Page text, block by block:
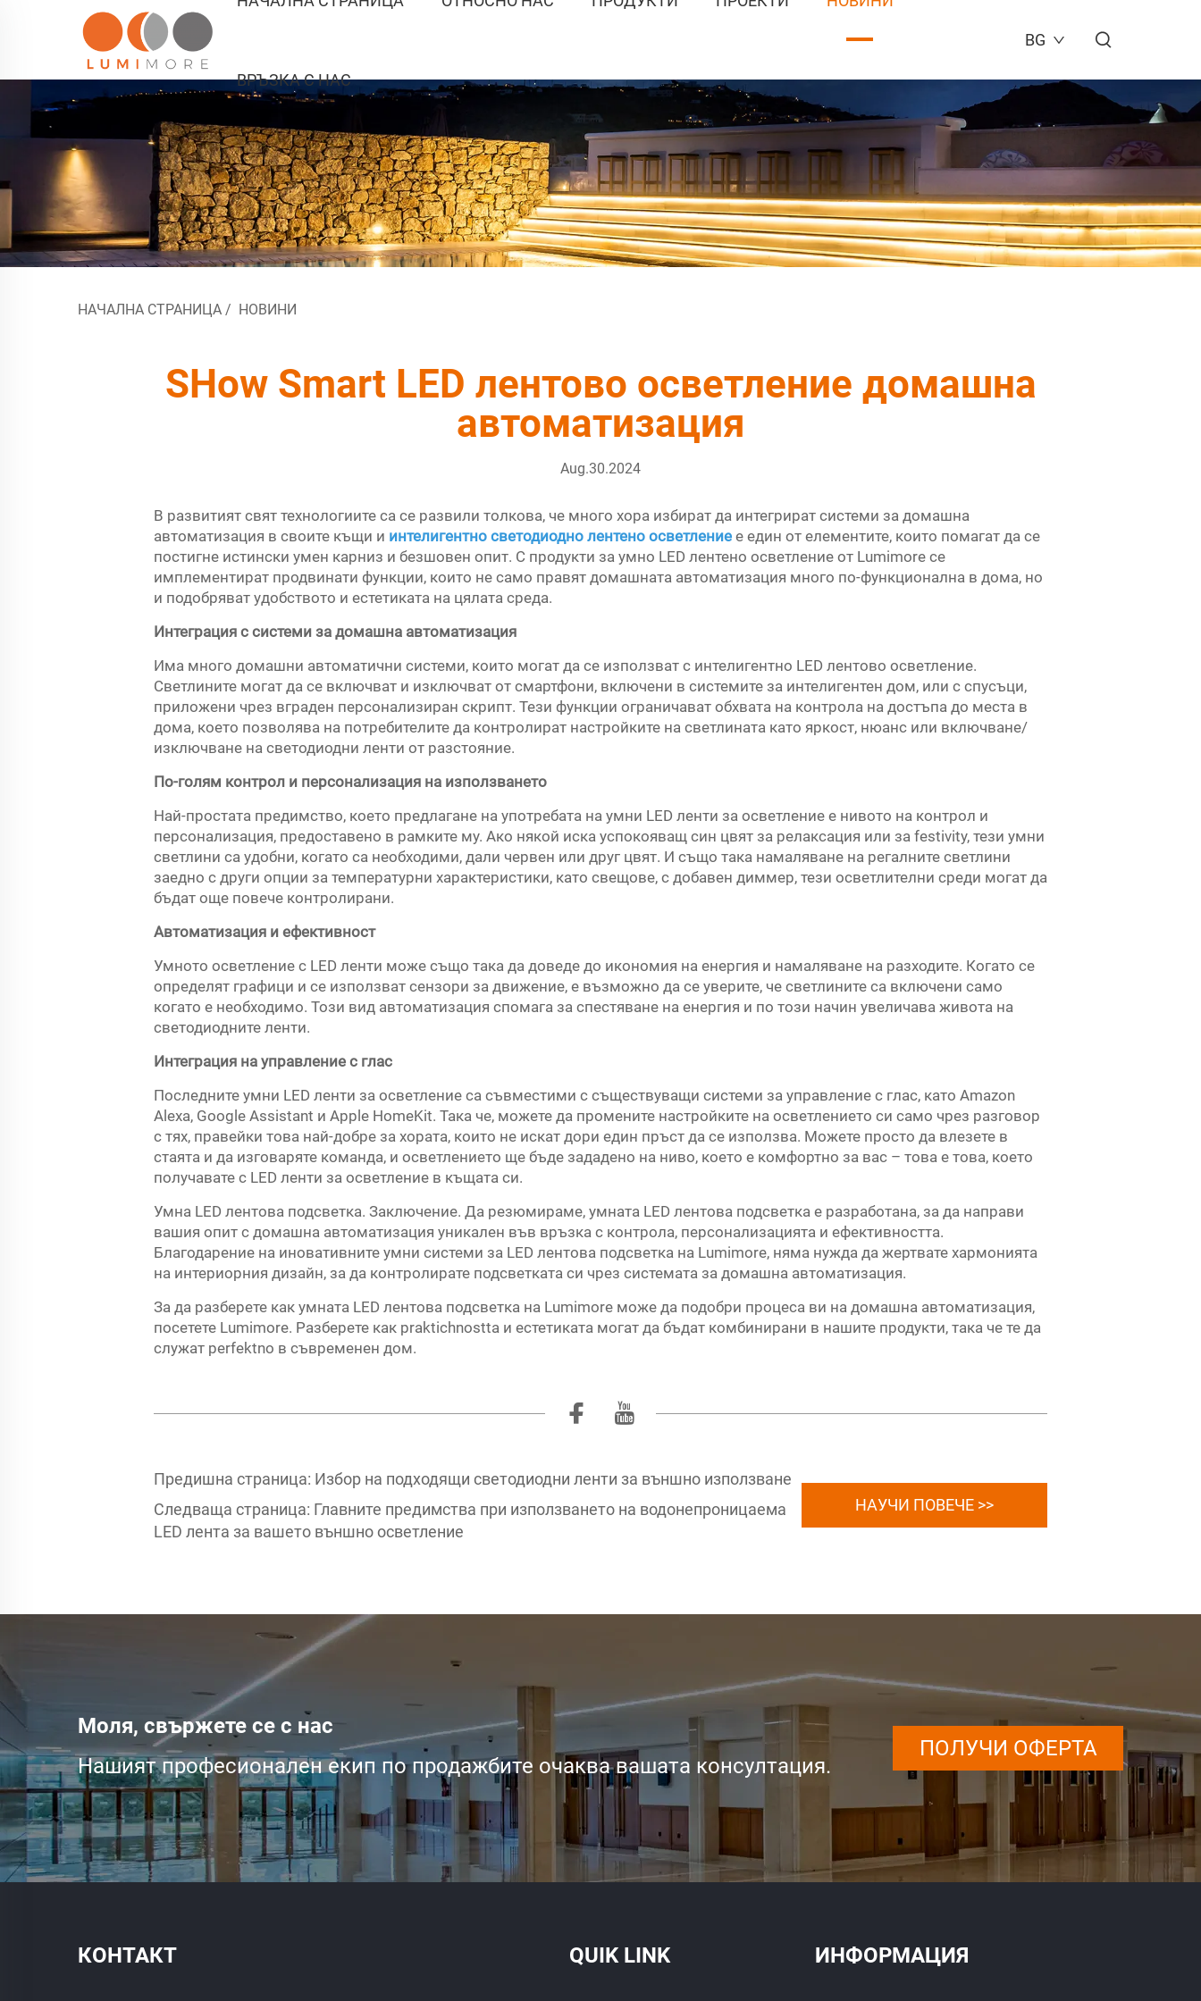
ВРЪЗКА С НАС
BG
НАЧАЛНА СТРАНИЦА / НОВИНИ
SHow Smart LED лентово осветление домашна
автоматизация
Aug.30.2024
В развитият свят технологиите са се развили толкова, че много хора избират да интегрират системи за домашна
автоматизация в своите къщи и интелигентно светодиодно лентено осветление е един от елементите, които помагат да се
постигне истински умен карниз и безшовен опит. С продукти за умно LED лентено осветление от Lumimore се
имплементират продвинати функции, които не само правят домашната автоматизация много по-функционална в дома, но
и подобряват удобството и естетиката на цялата среда.
Интеграция с системи за домашна автоматизация
Има много домашни автоматични системи, които могат да се използват с интелигентно LED лентово осветление.
Светлините могат да се включват и изключват от смартфони, включени в системите за интелигентен дом, или с спусъци,
приложени чрез вграден персонализиран скрипт. Тези функции ограничават обхвата на контрола на достъпа до места в
дома, което позволява на потребителите да контролират настройките на светлината като яркост, нюанс или включване/
изключване на светодиодни ленти от разстояние.
По-голям контрол и персонализация на използването
Най-простата предимство, което предлагане на употребата на умни LED ленти за осветление е нивото на контрол и
персонализация, предоставено в рамките му. Ако някой иска успокояващ син цвят за релаксация или за festivity, тези умни
светлини са удобни, когато са необходими, дали червен или друг цвят. И също така намаляване на регалните светлини
заедно с други опции за температурни характеристики, като свещове, с добавен диммер, тези осветлителни среди могат да
бъдат още повече контролирани.
Автоматизация и ефективност
Умното осветление с LED ленти може също така да доведе до икономия на енергия и намаляване на разходите. Когато се
определят графици и се използват сензори за движение, е възможно да се уверите, че светлините са включени само
когато е необходимо. Този вид автоматизация спомага за спестяване на енергия и по този начин увеличава живота на
светодиодните ленти.
Интеграция на управление с глас
Последните умни LED ленти за осветление са съвместими с съществуващи системи за управление с глас, като Amazon
Alexa, Google Assistant и Apple HomeKit. Така че, можете да промените настройките на осветлението си само чрез разговор
с тях, правейки това най-добре за хората, които не искат дори един пръст да се използва. Можете просто да влезете в
стаята и да изговаряте команда, и осветлението ще бъде зададено на ниво, което е комфортно за вас – това е това, което
получавате с LED ленти за осветление в къщата си.
Умна LED лентова подсветка. Заключение. Да резюмираме, умната LED лентова подсветка е разработана, за да направи
вашия опит с домашна автоматизация уникален във връзка с контрола, персонализацията и ефективността.
Благодарение на иновативните умни системи за LED лентова подсветка на Lumimore, няма нужда да жертвате хармонията
на интериорния дизайн, за да контролирате подсветката си чрез системата за домашна автоматизация.
За да разберете как умната LED лентова подсветка на Lumimore може да подобри процеса ви на домашна автоматизация,
посетете Lumimore. Разберете как praktichnostta и естетиката могат да бъдат комбинирани в нашите продукти, така че те да
служат perfektno в съвременен дом.
Предишна страница: Избор на подходящи светодиодни ленти за външно използване
Следваща страница: Главните предимства при използването на водонепроницаема
LED лента за вашето външно осветление
НАУЧИ ПОВЕЧЕ >>
Моля, свържете се с нас
Нашият професионален екип по продажбите очаква вашата консултация.
ПОЛУЧИ ОФЕРТА
КОНТАКТ QUIK LINK ИНФОРМАЦИЯ